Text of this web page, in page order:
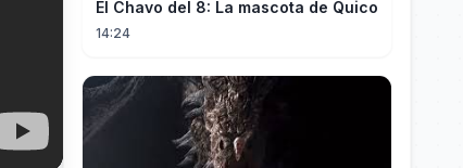
El Chavo del 8: La mascota de Quico
14:24